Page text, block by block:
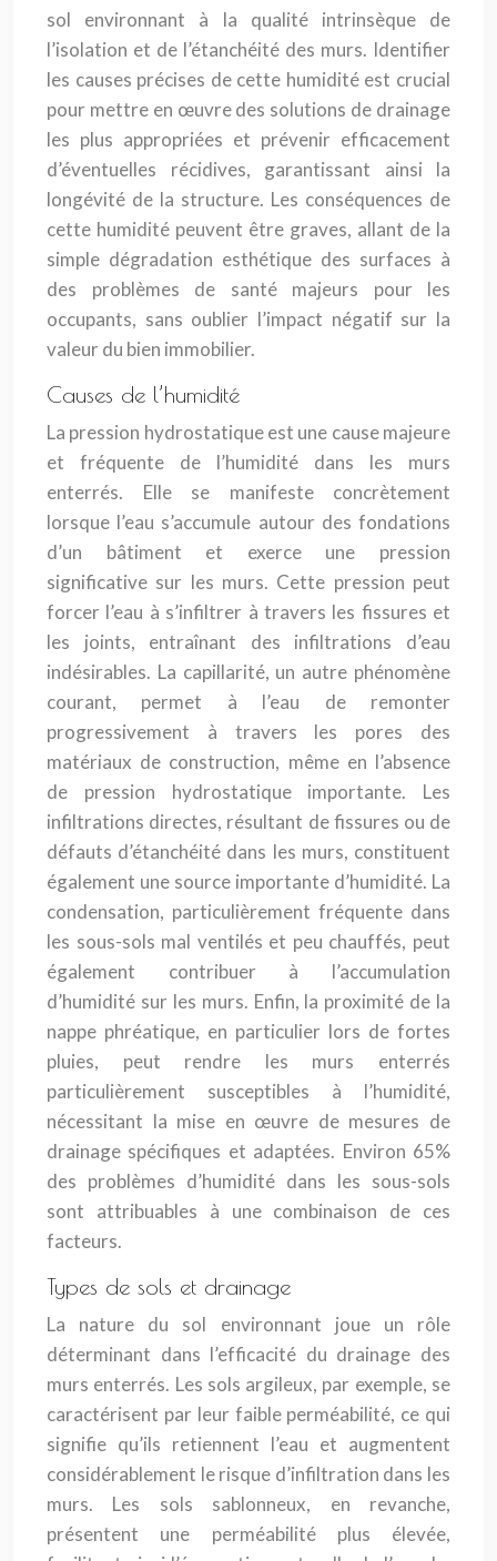
sol environnant à la qualité intrinsèque de
l’isolation et de l’étanchéité des murs. Identifier
les causes précises de cette humidité est crucial
pour mettre en œuvre des solutions de drainage
les plus appropriées et prévenir efficacement
d’éventuelles récidives, garantissant ainsi la
longévité de la structure. Les conséquences de
cette humidité peuvent être graves, allant de la
simple dégradation esthétique des surfaces à
des problèmes de santé majeurs pour les
occupants, sans oublier l’impact négatif sur la
valeur du bien immobilier.
Causes de l’humidité
La pression hydrostatique est une cause majeure
et fréquente de l’humidité dans les murs
enterrés. Elle se manifeste concrètement
lorsque l’eau s’accumule autour des fondations
d’un bâtiment et exerce une pression
significative sur les murs. Cette pression peut
forcer l’eau à s’infiltrer à travers les fissures et
les joints, entraînant des infiltrations d’eau
indésirables. La capillarité, un autre phénomène
courant, permet à l’eau de remonter
progressivement à travers les pores des
matériaux de construction, même en l’absence
de pression hydrostatique importante. Les
infiltrations directes, résultant de fissures ou de
défauts d’étanchéité dans les murs, constituent
également une source importante d’humidité. La
condensation, particulièrement fréquente dans
les sous-sols mal ventilés et peu chauffés, peut
également contribuer à l’accumulation
d’humidité sur les murs. Enfin, la proximité de la
nappe phréatique, en particulier lors de fortes
pluies, peut rendre les murs enterrés
particulièrement susceptibles à l’humidité,
nécessitant la mise en œuvre de mesures de
drainage spécifiques et adaptées. Environ 65%
des problèmes d’humidité dans les sous-sols
sont attribuables à une combinaison de ces
facteurs.
Types de sols et drainage
La nature du sol environnant joue un rôle
déterminant dans l’efficacité du drainage des
murs enterrés. Les sols argileux, par exemple, se
caractérisent par leur faible perméabilité, ce qui
signifie qu’ils retiennent l’eau et augmentent
considérablement le risque d’infiltration dans les
murs. Les sols sablonneux, en revanche,
présentent une perméabilité plus élevée,